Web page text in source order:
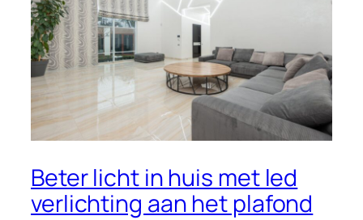
Beter licht in huis met led
verlichting aan het plafond